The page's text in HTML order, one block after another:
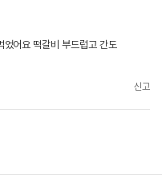
었어요 떡갈비 부드럽고 간도
신고